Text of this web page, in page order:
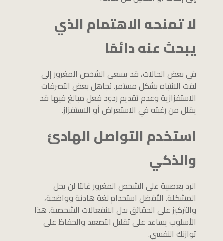
لا تمنحه الاهتمام الذي
يبحث عنه دائمًا
في بعض الحالات، قد يسعى الشخص المغرور إلى
لفت الانتباه بشكل مستمر. تجاهل بعض التصرفات
الاستفزازية وعدم تقديم ردود فعل مبالغ فيها قد
يقلل من رغبته في الاستعراض أو الاستفزاز.
استخدم التواصل الهادئ
والذكي
الرد بعصبية على الشخص المغرور غالبًا لن يحل
المشكلة. الأفضل استخدام لغة هادئة وواضحة،
والتركيز على الحقائق بدل الانفعالات الشخصية. هذا
الأسلوب يساعد على تقليل التصعيد والحفاظ على
توازنك النفسي.